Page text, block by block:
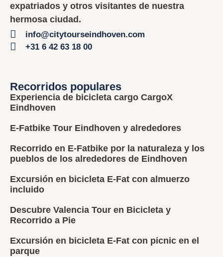
expatriados y otros visitantes de nuestra
hermosa ciudad.
info@citytourseindhoven.com
+31 6 42 63 18 00
Recorridos populares
Experiencia de bicicleta cargo CargoX
Eindhoven
E-Fatbike Tour Eindhoven y alrededores
Recorrido en E-Fatbike por la naturaleza y los
pueblos de los alrededores de Eindhoven
Excursión en bicicleta E-Fat con almuerzo
incluido
Descubre Valencia Tour en Bicicleta y
Recorrido a Pie
Excursión en bicicleta E-Fat con picnic en el
parque